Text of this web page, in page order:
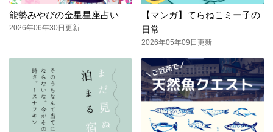
能勢みやびの金星星座占い
2026年06年30日更新
【マンガ】てらねこミー子の
日常
2026年05年09日更新